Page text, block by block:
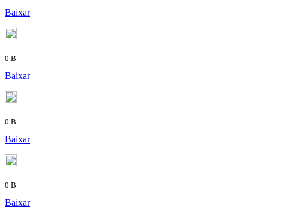
Baixar
0 B
Baixar
0 B
Baixar
0 B
Baixar